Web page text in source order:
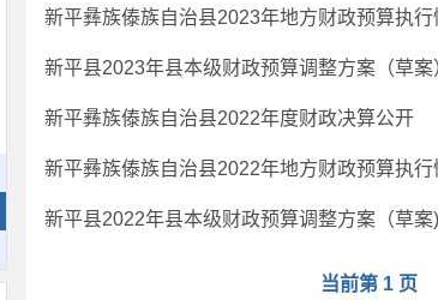
新平县2023年县本级财政预算调整方案（草案
新平彝族傣族自治县2022年度财政决算公开
新平县2022年县本级财政预算调整方案（草案
当前第 1 页